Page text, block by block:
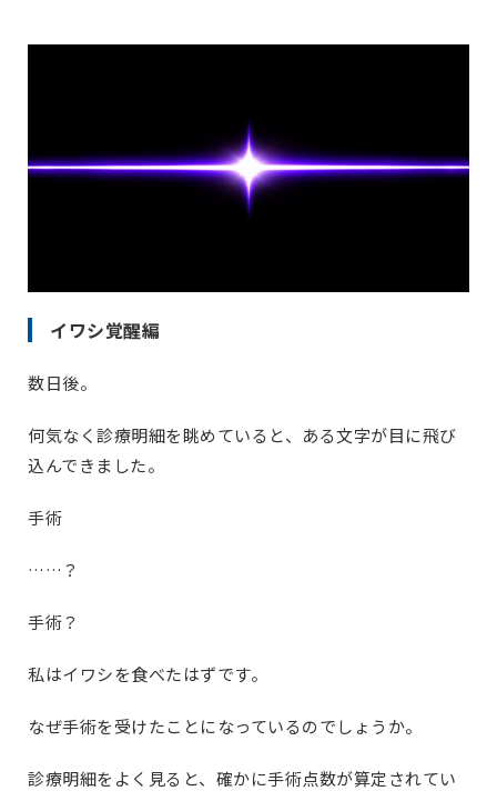
イワシ覚醒編
数日後。
何気なく診療明細を眺めていると、ある文字が目に飛び
込んできました。
手術
……？
手術？
私はイワシを食べたはずです。
なぜ手術を受けたことになっているのでしょうか。
診療明細をよく見ると、確かに手術点数が算定されてい